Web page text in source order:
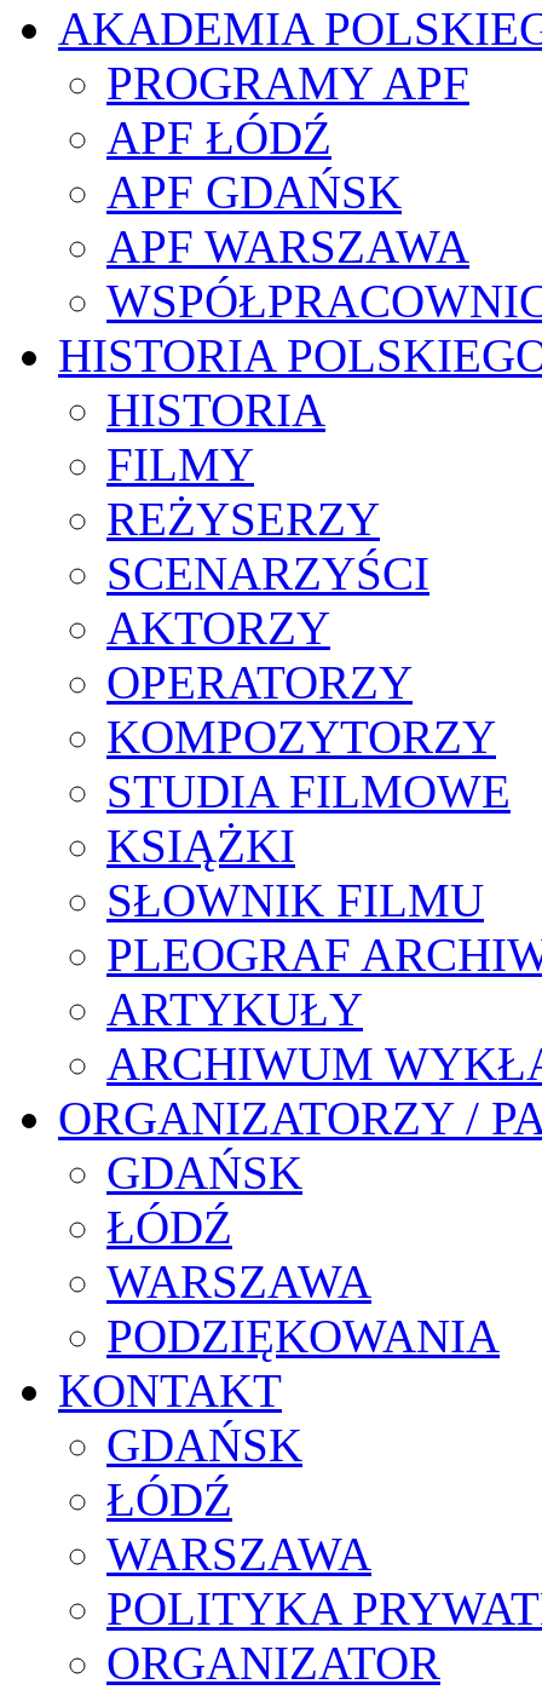
AKADEMIA
PROGRAMY APF
APF ŁÓDŹ
APF GDAŃSK
APF WARSZAWA
HISTORIA
HISTORIA
FILMY
REŻYSERZY
SCENARZYŚCI
AKTORZY
OPERATORZY
KOMPOZYTORZY
STUDIA FILMOWE
KSIĄŻKI
SŁOWNIK FILMU
PLEOGRAF
ARTYKUŁY
ARCHIWUM
ORGANIZATORZY /
GDAŃSK
ŁÓDŹ
WARSZAWA
PODZIĘKOWANIA
KONTAKT
GDAŃSK
ŁÓDŹ
WARSZAWA
POLITYKA
ORGANIZATOR